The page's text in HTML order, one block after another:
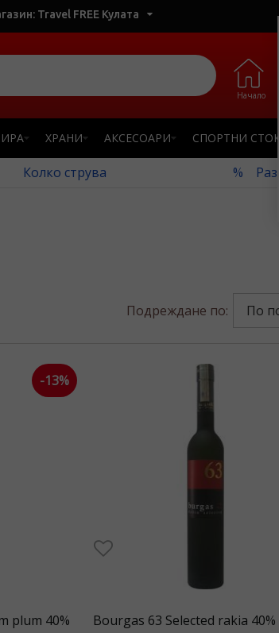
Travel FREE Кулата
Начало
ХРАНИ АКСЕСОАРИ СПОРТНИ
Колко струва %
Подреждане по:
plum 40%
-13%
Bourgas 63 Selected rakia 40%